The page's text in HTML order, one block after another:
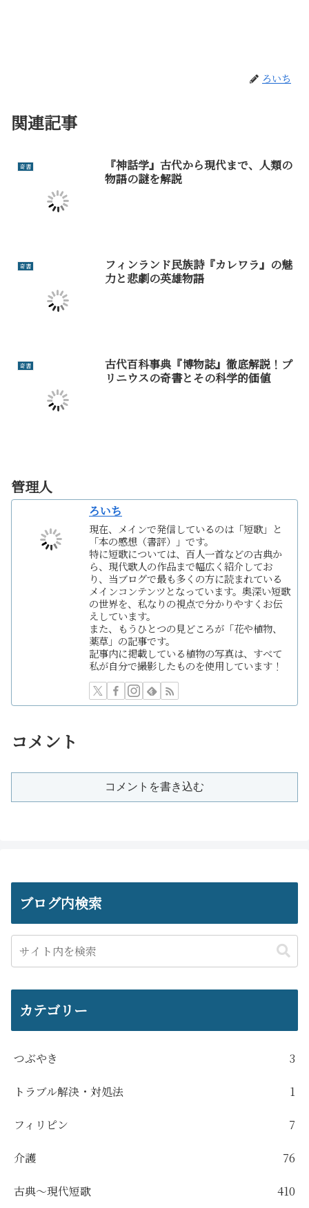
ろいち
関連記事
奇書
『神話学』古代から現代まで、人類の
物語の謎を解説
奇書
フィンランド民族詩『カレワラ』の魅
力と悲劇の英雄物語
奇書
古代百科事典『博物誌』徹底解説！プ
リニウスの奇書とその科学的価値
管理人
ろいち
現在、メインで発信しているのは「短歌」と
「本の感想（書評）」です。
特に短歌については、百人一首などの古典か
ら、現代歌人の作品まで幅広く紹介してお
り、当ブログで最も多くの方に読まれている
メインコンテンツとなっています。奥深い短歌
の世界を、私なりの視点で分かりやすくお伝
えしています。
また、もうひとつの見どころが「花や植物、
薬草」の記事です。
記事内に掲載している植物の写真は、すべて
私が自分で撮影したものを使用しています！
コメント
コメントを書き込む
ブログ内検索
カテゴリー
つぶやき 3
トラブル解決・対処法 1
フィリピン 7
介護 76
古典～現代短歌 410